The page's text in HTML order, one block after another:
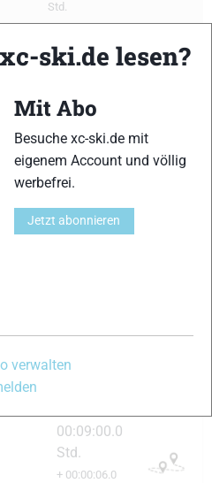
Std.
00:19:57.0
Std.
Std.
Leistung
00:08:54.0
+ 00:00:03.0
00:09:00.0
Std.
+ 00:00:06.0
ski.de lesen?
Mit Abo
Besuche xc-ski.de mit
eigenem Account und völlig
werbefrei.
Jetzt abonnieren
verwalten